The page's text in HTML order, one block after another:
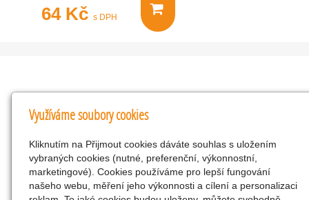
64 Kč s DPH
Kontakty
KNK obchodní společnost s r.o.
Komenského 127, Žacléř, 542 01 Číslo účtu:
286293602/0300
25298518
Využíváme soubory cookies
Kliknutím na Přijmout cookies dáváte souhlas s uložením
vybraných cookies (nutné, preferenční, výkonnostní,
marketingové). Cookies používáme pro lepší fungování
našeho webu, měření jeho výkonnosti a cílení a personalizaci